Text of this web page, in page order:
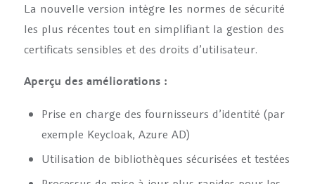
La nouvelle version intègre les normes de sécurité
les plus récentes tout en simplifiant la gestion des
certificats sensibles et des droits d’utilisateur.
Aperçu des améliorations :
Prise en charge des fournisseurs d’identité (par
exemple Keycloak, Azure AD)
Utilisation de bibliothèques sécurisées et testées